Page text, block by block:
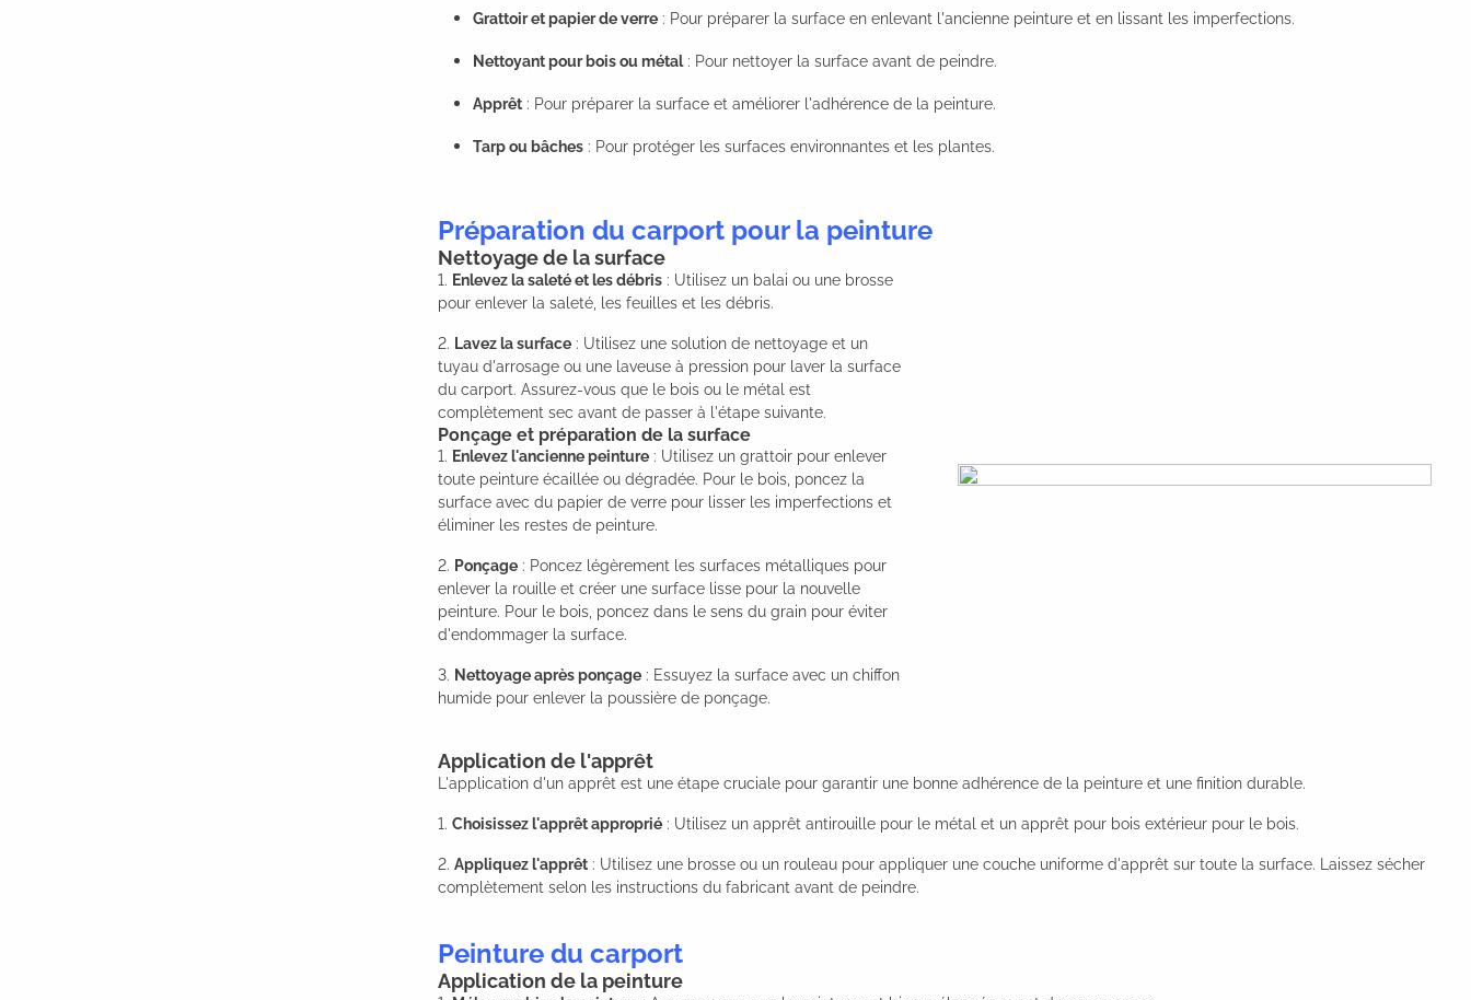
Grattoir et papier de verre : Pour préparer la surface en enlevant l'ancienne peinture et en lissant les imperfections.
Nettoyant pour bois ou métal: Pour nettoyer la surface avant de peindre.
Apprêt : Pour préparer la surface et améliorer l'adhérence de la peinture.
Tarp ou bâches : Pour protéger les surfaces environnantes et les plantes.
Préparation du carport pour la peinture
Nettoyage de la surface
1. Enlevez la saleté et les débris : Utilisez un balai ou une brosse
pour enlever la saleté, les feuilles et les débris.
2. Lavez la surface : Utilisez une solution de nettoyage et un
tuyau d'arrosage ou une laveuse à pression pour laver la surface
du carport. Assurez-vous que le bois ou le métal est
complètement sec avant de passer à l'étape suivante.
Ponçage et préparation de la surface
1. Enlevez l'ancienne peinture : Utilisez un grattoir pour enlever
toute peinture écaillée ou dégradée. Pour le bois, poncez la
surface avec du papier de verre pour lisser les imperfections et
éliminer les restes de peinture.
2. Ponçage : Poncez légèrement les surfaces métalliques pour
enlever la rouille et créer une surface lisse pour la nouvelle
peinture. Pour le bois, poncez dans le sens du grain pour éviter
d'endommager la surface.
3. Nettoyage après ponçage : Essuyez la surface avec un chiffon
humide pour enlever la poussière de ponçage.
Application de l'apprêt
L'application d'un apprêt est une étape cruciale pour garantir une bonne adhérence de la peinture et une finition durable.
1. Choisissez l'apprêt approprié : Utilisez un apprêt antirouille pour le métal et un apprêt pour bois extérieur pour le bois.
2. Appliquez l'apprêt : Utilisez une brosse ou un rouleau pour appliquer une couche uniforme d'apprêt sur toute la surface. Laissez sécher
complètement selon les instructions du fabricant avant de peindre.
Peinture du carport
Application de la peinture